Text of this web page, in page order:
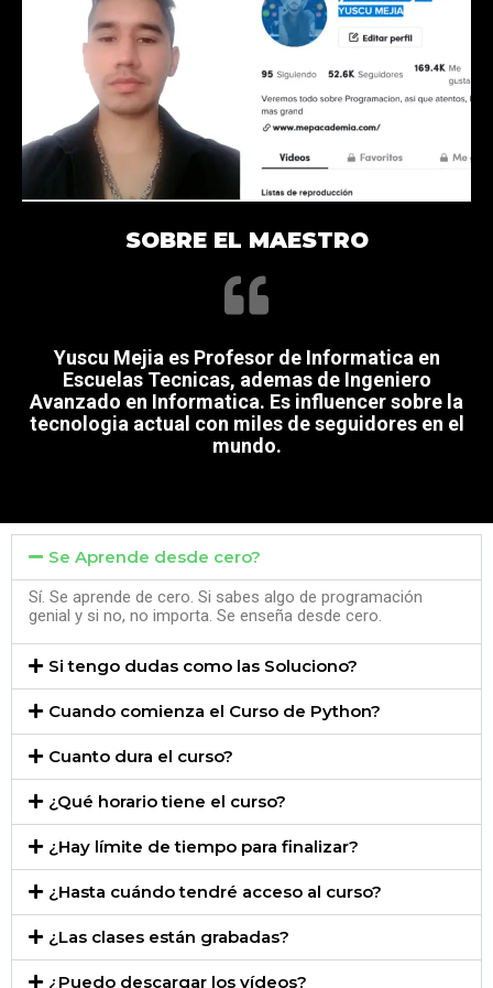
SOBRE EL MAESTRO
Yuscu Mejia es Profesor de Informatica en
Escuelas Tecnicas, ademas de Ingeniero
Avanzado en Informatica. Es influencer sobre la
tecnologia actual con miles de seguidores en el
mundo.
Se Aprende desde cero?
Sí. Se aprende de cero. Si sabes algo de programación
genial y si no, no importa. Se enseña desde cero.
Si tengo dudas como las Soluciono?
Cuando comienza el Curso de Python?
Cuanto dura el curso?
¿Qué horario tiene el curso?
¿Hay límite de tiempo para finalizar?
¿Hasta cuándo tendré acceso al curso?
¿Las clases están grabadas?
¿Puedo descargar los vídeos?